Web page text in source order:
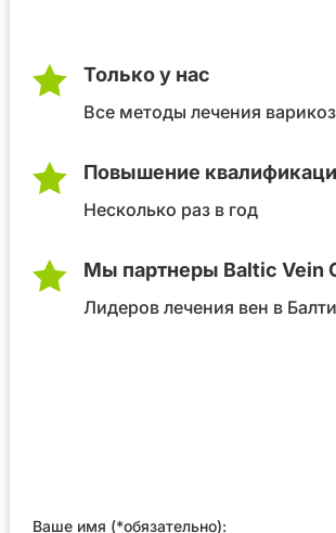
 Только у нас
Все методы лечения
 Повышение
Несколько раз в год
 Мы партнеры Baltic Vein
Лидеров лечения вен в
Ваше имя (*обязательно):